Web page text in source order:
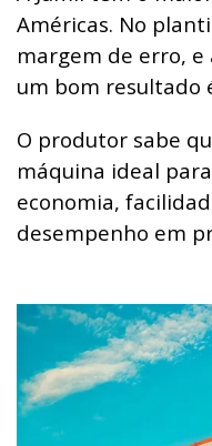
Américas. No
margem de erro,
um bom resultado
O produtor sabe
máquina ideal
economia,
desempenho em